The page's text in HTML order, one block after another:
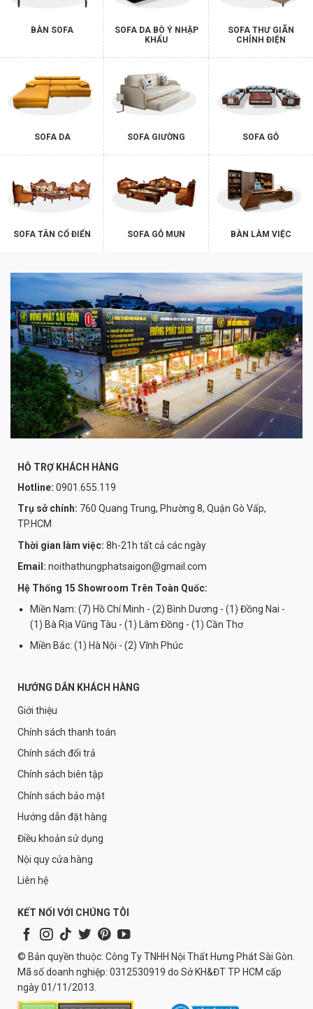
BÀN SOFA
SOFA DA BÒ Ý NHẬP
KHẨU
SOFA THƯ GIÃN
CHỈNH ĐIỆN
SOFA DA SOFA GIƯỜNG SOFA GỖ
SOFA TÂN CỔ ĐIỂN SOFA GỖ MUN BÀN LÀM VIỆC
HỖ TRỢ KHÁCH HÀNG
Hotline: 0901.655.119
Trụ sở chính: 760 Quang Trung, Phường 8, Quận Gò Vấp,
TP.HCM
Thời gian làm việc: 8h-21h tất cả các ngày
Email: noithathungphatsaigon@gmail.com
Hệ Thống 15 Showroom Trên Toàn Quốc:
Miền Nam: (7) Hồ Chí Minh - (2) Bình Dương - (1) Đồng Nai -
(1) Bà Rịa Vũng Tàu - (1) Lâm Đồng - (1) Cần Thơ
Miền Bắc: (1) Hà Nội - (2) Vĩnh Phúc
HƯỚNG DẪN KHÁCH HÀNG
Giới thiệu
Chính sách thanh toán
Chính sách đổi trả
Chính sách biên tập
Chính sách bảo mật
Hướng dẫn đặt hàng
Điều khoản sử dụng
Nội quy cửa hàng
Liên hệ
KẾT NỐI VỚI CHÚNG TÔI
© Bản quyền thuộc: Công Ty TNHH Nội Thất Hưng Phát Sài Gòn.
Mã số doanh nghiệp: 0312530919 do Sở KH&ĐT TP HCM cấp
ngày 01/11/2013.